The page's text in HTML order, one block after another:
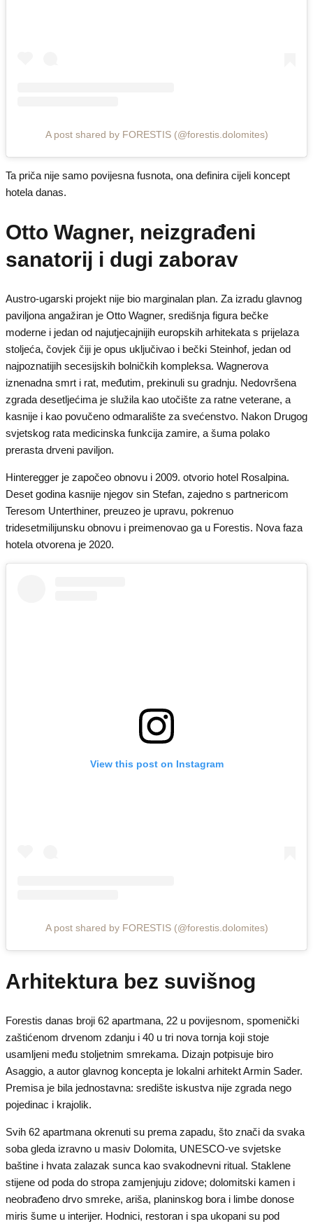
A post shared by FORESTIS (@forestis.dolomites)
Ta priča nije samo povijesna fusnota, ona definira cijeli koncept
hotela danas.
Otto Wagner, neizgrađeni
sanatorij i dugi zaborav
Austro-ugarski projekt nije bio marginalan plan. Za izradu glavnog
paviljona angažiran je Otto Wagner, središnja figura bečke
moderne i jedan od najutjecajnijih europskih arhitekata s prijelaza
stoljeća, čovjek čiji je opus uključivao i bečki Steinhof, jedan od
najpoznatijih secesijskih bolničkih kompleksa. Wagnerova
iznenadna smrt i rat, međutim, prekinuli su gradnju. Nedovršena
zgrada desetljećima je služila kao utočište za ratne veterane, a
kasnije i kao povučeno odmaralište za svećenstvo. Nakon Drugog
svjetskog rata medicinska funkcija zamire, a šuma polako
prerasta drveni paviljon.
Hinteregger je započeo obnovu i 2009. otvorio hotel Rosalpina.
Deset godina kasnije njegov sin Stefan, zajedno s partnericom
Teresom Unterthiner, preuzeo je upravu, pokrenuo
tridesetmilijunsku obnovu i preimenovao ga u Forestis. Nova faza
hotela otvorena je 2020.
View this post on Instagram
A post shared by FORESTIS (@forestis.dolomites)
Arhitektura bez suvišnog
Forestis danas broji 62 apartmana, 22 u povijesnom, spomenički
zaštićenom drvenom zdanju i 40 u tri nova tornja koji stoje
usamljeni među stoljetnim smrekama. Dizajn potpisuje biro
Asaggio, a autor glavnog koncepta je lokalni arhitekt Armin Sader.
Premisa je bila jednostavna: središte iskustva nije zgrada nego
pojedinac i krajolik.
Svih 62 apartmana okrenuti su prema zapadu, što znači da svaka
soba gleda izravno u masiv Dolomita, UNESCO-ve svjetske
baštine i hvata zalazak sunca kao svakodnevni ritual. Staklene
stijene od poda do stropa zamjenjuju zidove; dolomitski kamen i
neobrađeno drvo smreke, ariša, planinskog bora i limbe donose
miris šume u interijer. Hodnici, restoran i spa ukopani su pod